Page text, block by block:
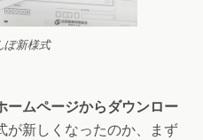
ぽ新様式
ームページからダウンロー
が新しくなったのか、まず